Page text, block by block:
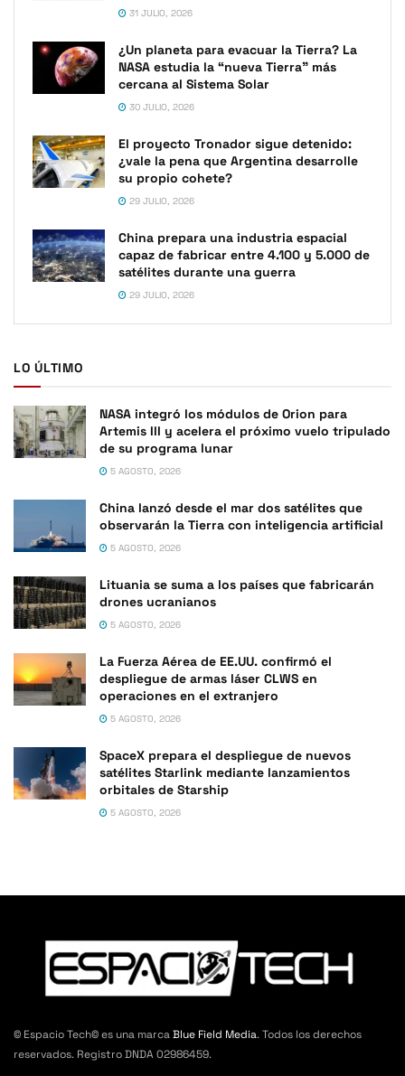
31 JULIO, 2026
¿Un planeta para evacuar la Tierra? La
NASA estudia la “nueva Tierra” más
cercana al Sistema Solar
30 JULIO, 2026
El proyecto Tronador sigue detenido:
¿vale la pena que Argentina desarrolle
su propio cohete?
29 JULIO, 2026
China prepara una industria espacial
capaz de fabricar entre 4.100 y 5.000 de
satélites durante una guerra
29 JULIO, 2026
LO ÚLTIMO
NASA integró los módulos de Orion para
Artemis III y acelera el próximo vuelo tripulado
de su programa lunar
5 AGOSTO, 2026
China lanzó desde el mar dos satélites que
observarán la Tierra con inteligencia artificial
5 AGOSTO, 2026
Lituania se suma a los países que fabricarán
drones ucranianos
5 AGOSTO, 2026
La Fuerza Aérea de EE.UU. confirmó el
despliegue de armas láser CLWS en
operaciones en el extranjero
5 AGOSTO, 2026
SpaceX prepara el despliegue de nuevos
satélites Starlink mediante lanzamientos
orbitales de Starship
5 AGOSTO, 2026
© Espacio Tech© es una marcaBlue Field Media. Todos los derechos
reservados. Registro DNDA 02986459.